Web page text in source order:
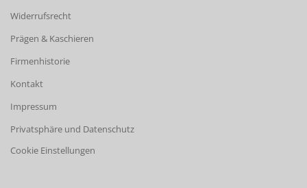
Widerrufsrecht
Prägen & Kaschieren
Firmenhistorie
Kontakt
Impressum
Privatsphäre und Datenschutz
Cookie Einstellungen